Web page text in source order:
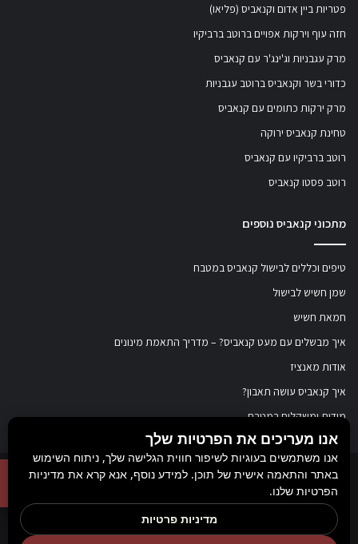
פטריות ביין אדום וקנאביס (פליאו)
חזה עוף וירקות אפויים ברוטב ברביקיו
מרק עגבניות וג'ינג'ר עם קנאביס
כדורי בשר וקנאביס ברוטב עגבניות
מרק ירקות כתומים עם קנאביס
טחינת קנאביס ירוקה
רוטב ברביקיו עם קנאביס
רוטב פסטו קנאביס
מתכוני קנאביס נוספים
טיפים וכללים לבישול קנאביס במטבח
שמן חשיש לבישול
חמאת חשיש
איך מבשלים עם מעט קנאביס? – מדריך התאמת מינונים
אודות מאנציז
איך קנאביס עושה תאבון?
מידות ומשקלים במטבח
© כל הזכויות שמורות למאנציז
, 2017-2026. אין במידע באתר זה תחליף להוועצות עם
רופא או רוקח בטרם רכישת תכשיר והתחלת הטיפול בו. יש לעיין בעלון לצרכן לפני
השימוש בתכשיר. מומלץ להתייעץ עם הרוקח בכל הנוגע למטרות ואופן השימוש,
אנו מעריכים את הפרטיות שלך
אנו משתמשים בעוגיות לשיפור חווית הגלישה שלך, ניתוח השימוש
באתר והתאמה אישית של תוכן. למידע נוסף, אנא קרא את מדיניות
הפרטיות שלנו.
מדיניות פרטיות